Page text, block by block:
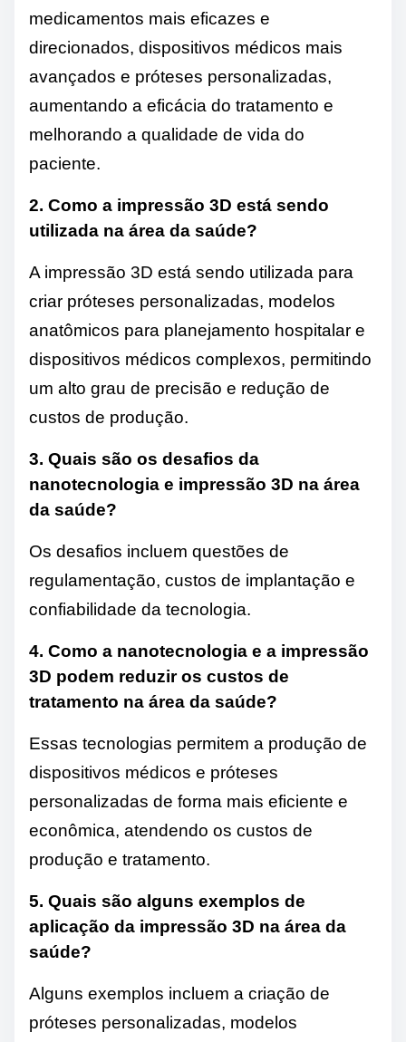
medicamentos mais eficazes e
direcionados, dispositivos médicos mais
avançados e próteses personalizadas,
aumentando a eficácia do tratamento e
melhorando a qualidade de vida do
paciente.
2. Como a impressão 3D está sendo
utilizada na área da saúde?
A impressão 3D está sendo utilizada para
criar próteses personalizadas, modelos
anatômicos para planejamento hospitalar e
dispositivos médicos complexos, permitindo
um alto grau de precisão e redução de
custos de produção.
3. Quais são os desafios da
nanotecnologia e impressão 3D na área
da saúde?
Os desafios incluem questões de
regulamentação, custos de implantação e
confiabilidade da tecnologia.
4. Como a nanotecnologia e a impressão
3D podem reduzir os custos de
tratamento na área da saúde?
Essas tecnologias permitem a produção de
dispositivos médicos e próteses
personalizadas de forma mais eficiente e
econômica, atendendo os custos de
produção e tratamento.
5. Quais são alguns exemplos de
aplicação da impressão 3D na área da
saúde?
Alguns exemplos incluem a criação de
próteses personalizadas, modelos